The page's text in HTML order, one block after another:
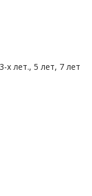
3-х лет., 5 лет, 7 лет